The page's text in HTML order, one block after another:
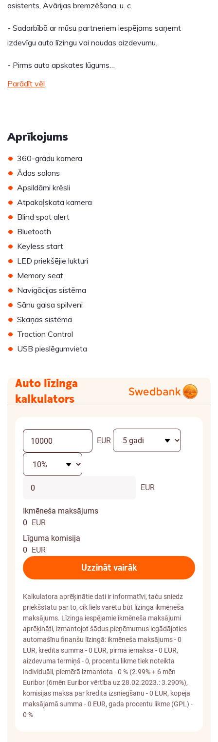
asistents, Avārijas bremzēšana, u. c.
- Sadarbībā ar mūsu partneriem iespējams saņemt
izdevīgu auto līzingu vai naudas aizdevumu.
- Pirms auto apskates lūgums…
Parādīt vēl
Aprīkojums
• 360-grādu kamera
• Ādas salons
• Apsildāmi krēsli
• Atpakaļskata kamera
• Blind spot alert
• Bluetooth
• Keyless start
• LED priekšējie lukturi
• Memory seat
• Navigācijas sistēma
• Sānu gaisa spilveni
• Skaņas sistēma
• Traction Control
• USB pieslēgumvieta